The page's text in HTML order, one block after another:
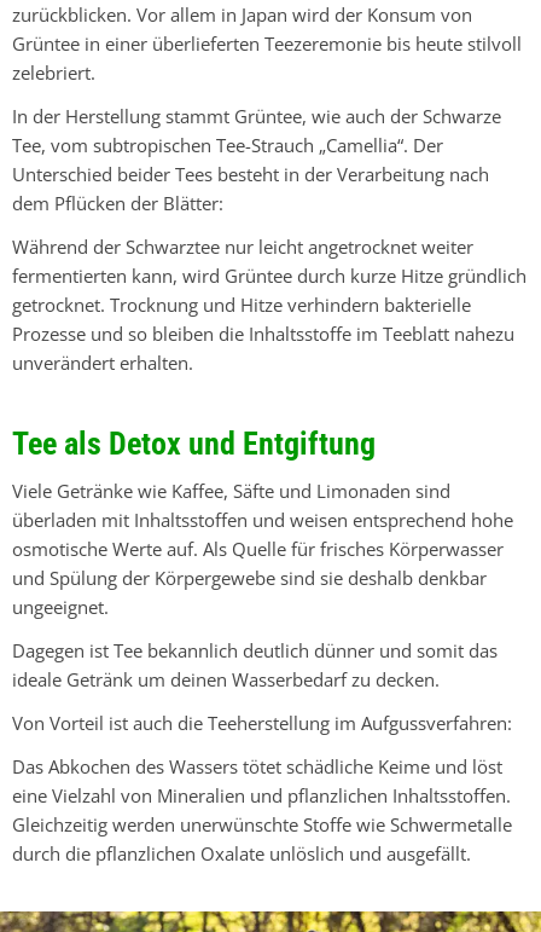
zurückblicken. Vor allem in Japan wird der Konsum von
Grüntee in einer überlieferten Teezeremonie bis heute stilvoll
zelebriert.
In der Herstellung stammt Grüntee, wie auch der Schwarze
Tee, vom subtropischen Tee-Strauch „Camellia“. Der
Unterschied beider Tees besteht in der Verarbeitung nach
dem Pflücken der Blätter:
Während der Schwarztee nur leicht angetrocknet weiter
fermentierten kann, wird Grüntee durch kurze Hitze gründlich
getrocknet. Trocknung und Hitze verhindern bakterielle
Prozesse und so bleiben die Inhaltsstoffe im Teeblatt nahezu
unverändert erhalten.
Tee als Detox und Entgiftung
Viele Getränke wie Kaffee, Säfte und Limonaden sind
überladen mit Inhaltsstoffen und weisen entsprechend hohe
osmotische Werte auf. Als Quelle für frisches Körperwasser
und Spülung der Körpergewebe sind sie deshalb denkbar
ungeeignet.
Dagegen ist Tee bekannlich deutlich dünner und somit das
ideale Getränk um deinen Wasserbedarf zu decken.
Von Vorteil ist auch die Teeherstellung im Aufgussverfahren:
Das Abkochen des Wassers tötet schädliche Keime und löst
eine Vielzahl von Mineralien und pflanzlichen Inhaltsstoffen.
Gleichzeitig werden unerwünschte Stoffe wie Schwermetalle
durch die pflanzlichen Oxalate unlöslich und ausgefällt.